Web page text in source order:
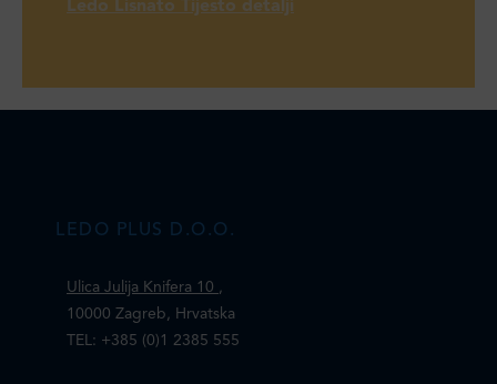
Ledo Lisnato Tijesto detalji
LEDO PLUS D.O.O.
Ulica Julija Knifera 10 ,
10000 Zagreb, Hrvatska
TEL: +385 (0)1 2385 555